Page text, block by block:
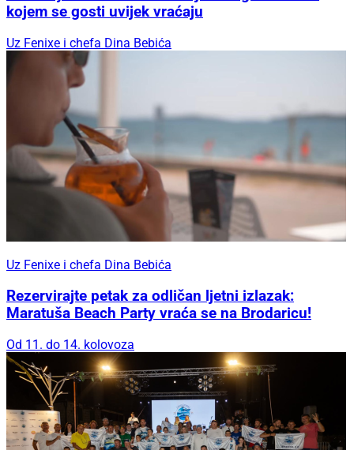
kojem se gosti uvijek vraćaju
Uz Fenixe i chefa Dina Bebića
Uz Fenixe i chefa Dina Bebića
Rezervirajte petak za odličan ljetni izlazak:
Maratuša Beach Party vraća se na Brodaricu!
Od 11. do 14. kolovoza